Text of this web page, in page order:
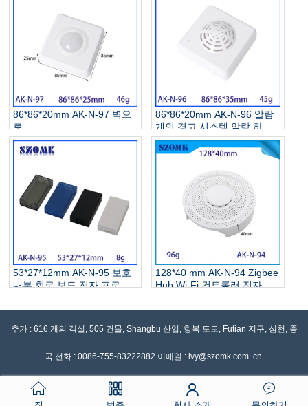
86*86*20mm AK-N-97 벽으
로
86*86*20mm AK-N-96 알람
개인 경고 시스템 알람 하우
징 가스 모션 탐지기 센서 알
람 프롬프트를위한 ​​클로저
53*27*12mm AK-N-95 보호
내부 회로 보드 전자 프로젝
PCB 보드 박스 USB 플래시
128*40 mm AK-N-94 Zigbee
Hub Wi-Fi 컨트롤러 전자 장
스틱 인클로저
추가 : 616 개의 객실, 505 건물, Shangbu 산업, 항복 도로, Futian 지구, 심천, 중
국 전화 : 0086-755-83222882 이메일 : ivy@szomk.com .cn.